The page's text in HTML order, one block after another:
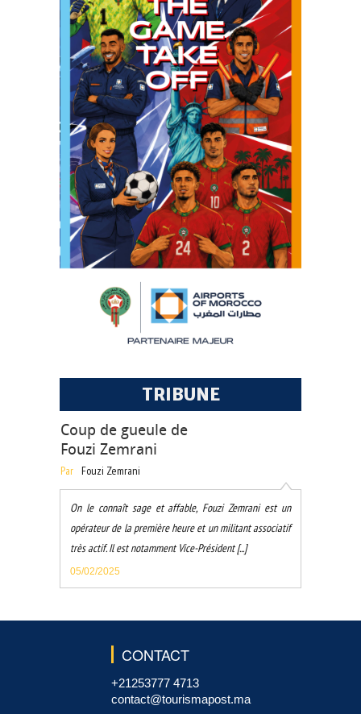
TRIBUNE
Coup de gueule de
Fouzi Zemrani
Par Fouzi Zemrani
On le connaît sage et affable, Fouzi Zemrani est un
opérateur de la première heure et un militant associatif
très actif. Il est notamment Vice-Président [...]
05/02/2025
CONTACT
+21253777 4713
contact@tourismapost.ma